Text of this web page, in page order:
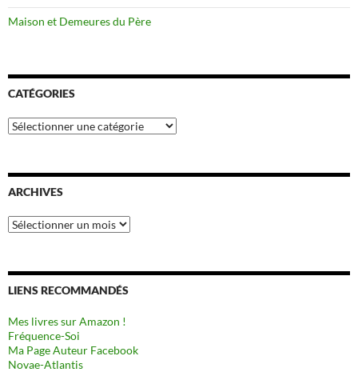
Maison et Demeures du Père
CATÉGORIES
Catégories
ARCHIVES
Archives
LIENS RECOMMANDÉS
Mes livres sur Amazon !
Fréquence-Soi
Ma Page Auteur Facebook
Novae-Atlantis